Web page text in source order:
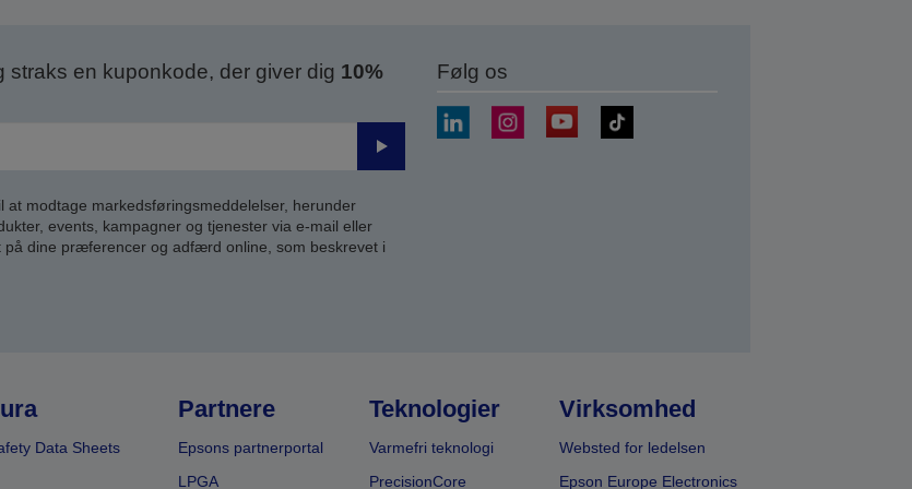
en kuponkode, der giver dig 10%
Send
modtage markedsføringsmeddelelser, herunder
events, kampagner og tjenester via e-mail eller
dine præferencer og adfærd online, som beskrevet i
Følg os
Data Sheets
Partnere
Epsons partnerportal
LPGA
Teknologier
Varmefri teknologi
PrecisionCore
Virksomhed
Websted for ledelsen
Epson Europe Electronics